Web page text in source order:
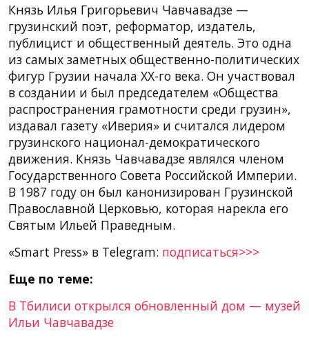
Князь Илья Григорьевич Чавчавадзе —
грузинский поэт, реформатор, издатель,
публицист и общественный деятель. Это одна
из самых заметных общественно-политических
фигур Грузии начала XX-го века. Он участвовал
в создании и был председателем «Общества
распространения грамотности среди грузин»,
издавал газету «Иверия» и считался лидером
грузинского национал-демократического
движения. Князь Чавчавадзе являлся членом
Государственного Совета Российской Империи.
В 1987 году он был канонизирован Грузинской
Православной Церковью, которая нарекла его
Святым Ильей Праведным.
«Smart Press» в Telegram: подписаться>>>
Еще по теме:
В Тбилиси открылся обновленный дом — музей
Ильи Чавчавадзе